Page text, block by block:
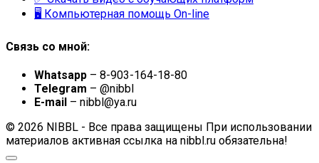
🖥 Компьютерная помощь On-line
Связь со мной:
Whatsapp – 8-903-164-18-80
Telegram – @nibbl
E-mail – nibbl@ya.ru
© 2026 NIBBL - Все права защищены При использовании
материалов активная ссылка на nibbl.ru обязательна!